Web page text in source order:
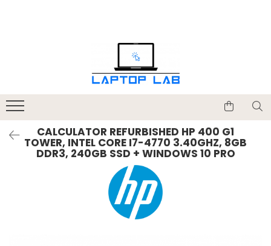
Încărcătoare
CALCULATOR REFURBISHED HP 400 G1
TOWER, INTEL CORE I7-4770 3.40GHZ, 8GB
DDR3, 240GB SSD + WINDOWS 10 PRO